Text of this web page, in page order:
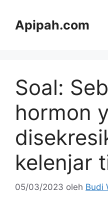
Apipah.com
Soal:
hormon
kelenjar
05/03/2023 oleh Budi